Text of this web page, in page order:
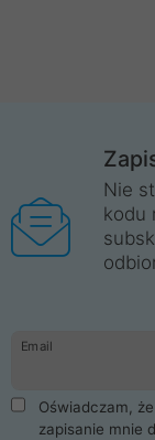
Nie
kodu
Email
Oświadczam,
zapisanie mnie